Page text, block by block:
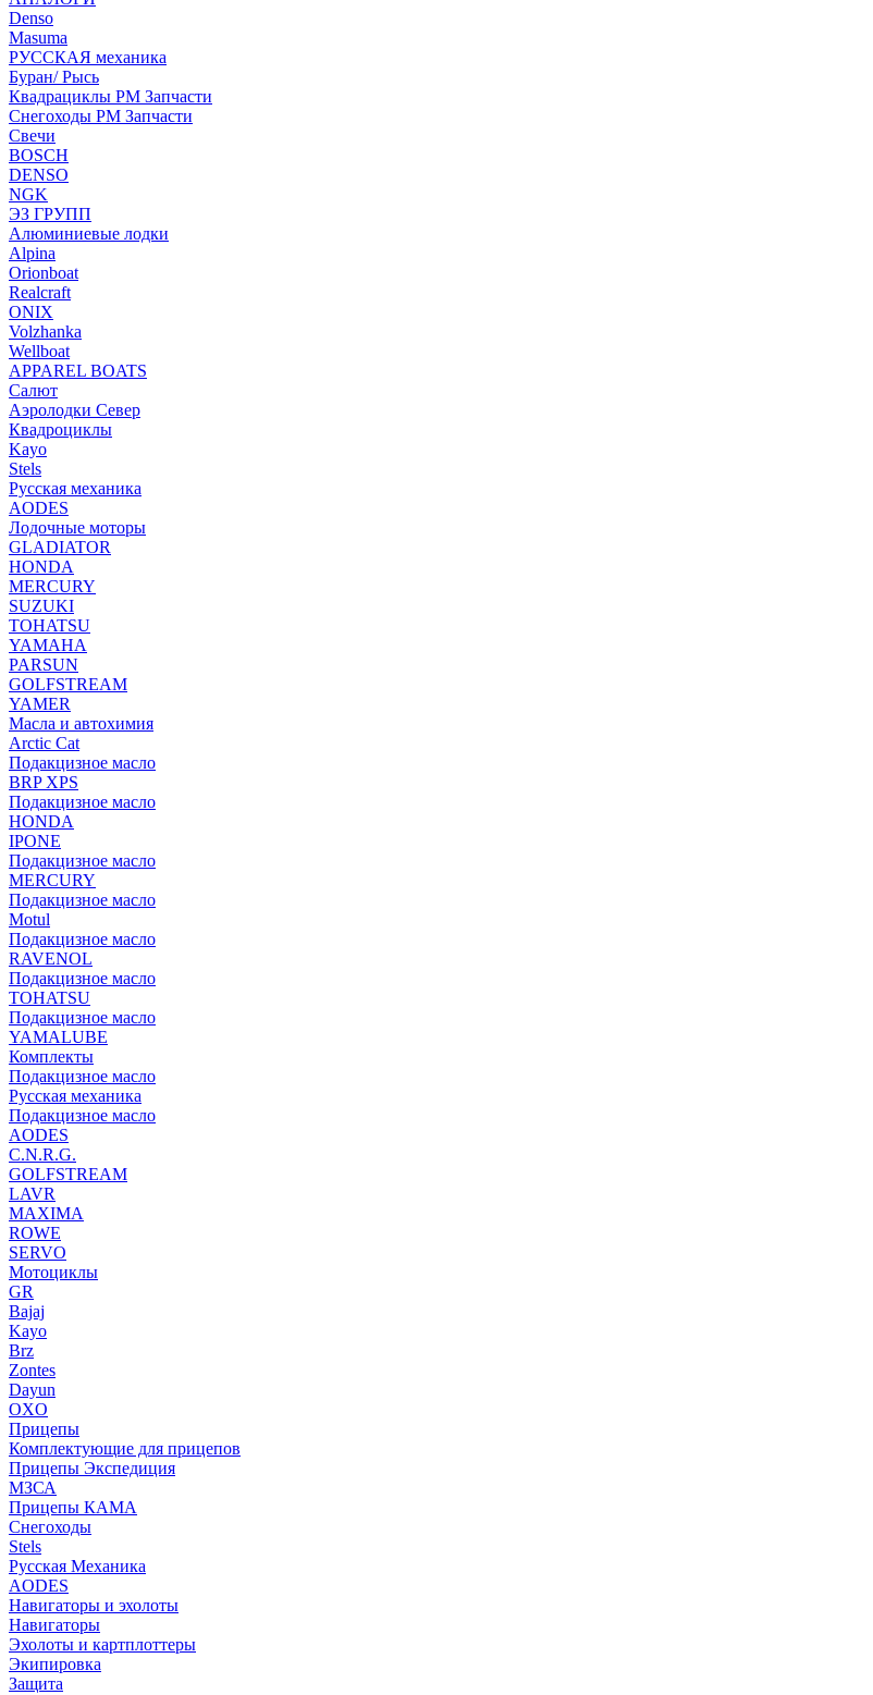
Denso
Masuma
РУССКАЯ механика
Буран/ Рысь
Квадрациклы РМ Запчасти
Снегоходы РМ Запчасти
Свечи
BOSCH
DENSO
NGK
ЭЗ ГРУПП
Алюминиевые лодки
Alpina
Orionboat
Realcraft
ONIX
Volzhanka
Wellboat
АPPAREL BOATS
Салют
Аэролодки Север
Квадроциклы
Kayo
Stels
Русская механика
AODES
Лодочные моторы
GLADIATOR
HONDA
MERCURY
SUZUKI
TOHATSU
YAMAHA
PARSUN
GOLFSTREAM
YAMER
Масла и автохимия
Arctic Cat
Подакцизное масло
BRP XPS
Подакцизное масло
HONDA
IPONE
Подакцизное масло
MERCURY
Подакцизное масло
Motul
Подакцизное масло
RAVENOL
Подакцизное масло
TOHATSU
Подакцизное масло
YAMALUBE
Комплекты
Подакцизное масло
Русская механика
Подакцизное масло
AODES
C.N.R.G.
GOLFSTREAM
LAVR
MAXIMA
ROWE
SERVO
Мотоциклы
GR
Bajaj
Kayo
Brz
Zontes
Dayun
OXO
Прицепы
Комплектующие для прицепов
Прицепы Экспедиция
МЗСА
Прицепы КАМА
Снегоходы
Stels
Русская Механика
AODES
Навигаторы и эхолоты
Навигаторы
Эхолоты и картплоттеры
Экипировка
Защита